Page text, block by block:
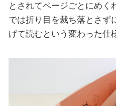
とされてページごとにめく
では折り目を裁ち落とさず
げて読むという変わった仕